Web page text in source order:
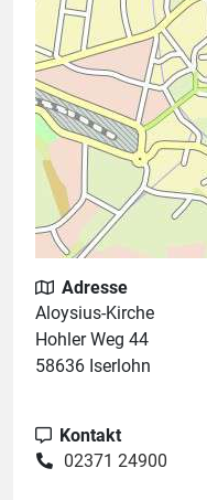
Adresse
Aloysius-Kirche
Hohler Weg 44
58636 Iserlohn
Kontakt
02371 24900